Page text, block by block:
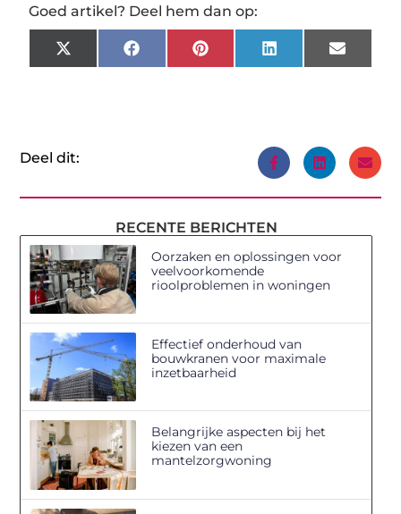
Goed artikel? Deel hem dan op:
X
(Twitter)
FacebookPinterestLinkedInEmail
Deel dit:
RECENTE BERICHTEN
Oorzaken en oplossingen voor
veelvoorkomende
rioolproblemen in woningen
Effectief onderhoud van
bouwkranen voor maximale
inzetbaarheid
Belangrijke aspecten bij het
kiezen van een
mantelzorgwoning